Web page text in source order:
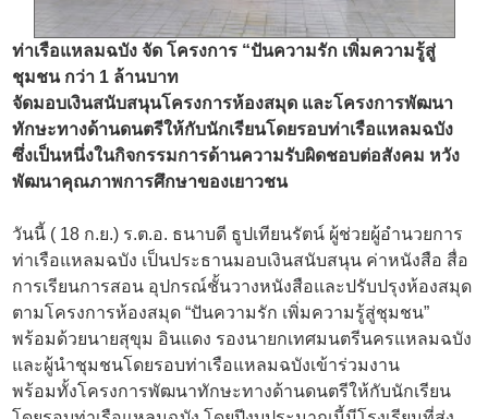
ท่าเรือแหลมฉบัง จัด โครงการ “ปันความรัก เพิ่มความรู้สู่
ชุมชน กว่า 1 ล้านบาท
จัดมอบเงินสนับสนุนโครงการห้องสมุด และโครงการพัฒนา
ทักษะทางด้านดนตรีให้กับนักเรียนโดยรอบท่าเรือแหลมฉบัง
ซึ่งเป็นหนึ่งในกิจกรรมการด้านความรับผิดชอบต่อสังคม หวัง
พัฒนาคุณภาพการศึกษาของเยาวชน
วันนี้ ( 18 ก.ย.) ร.ต.อ. ธนาบดี ธูปเทียนรัตน์ ผู้ช่วยผู้อำนวยการ
ท่าเรือแหลมฉบัง เป็นประธานมอบเงินสนับสนุน ค่าหนังสือ สื่อ
การเรียนการสอน อุปกรณ์ชั้นวางหนังสือและปรับปรุงห้องสมุด
ตามโครงการห้องสมุด “ปันความรัก เพิ่มความรู้สู่ชุมชน”
พร้อมด้วยนายสุขุม อินแดง รองนายกเทศมนตรีนครแหลมฉบัง
และผู้นำชุมชนโดยรอบท่าเรือแหลมฉบังเข้าร่วมงาน
พร้อมทั้งโครงการพัฒนาทักษะทางด้านดนตรีให้กับนักเรียน